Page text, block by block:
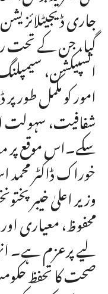
جاری
گیا، جن کے تحت
انسپیکشن،
امور کو مکمل طور پر
شفافیت، سہولت اور
سکے۔اس موقع
خوراک ڈاکٹر
وزیر اعلیٰ
محفوظ، معیاری
لیے پرعزم ہے۔
صحت کا تحفظ